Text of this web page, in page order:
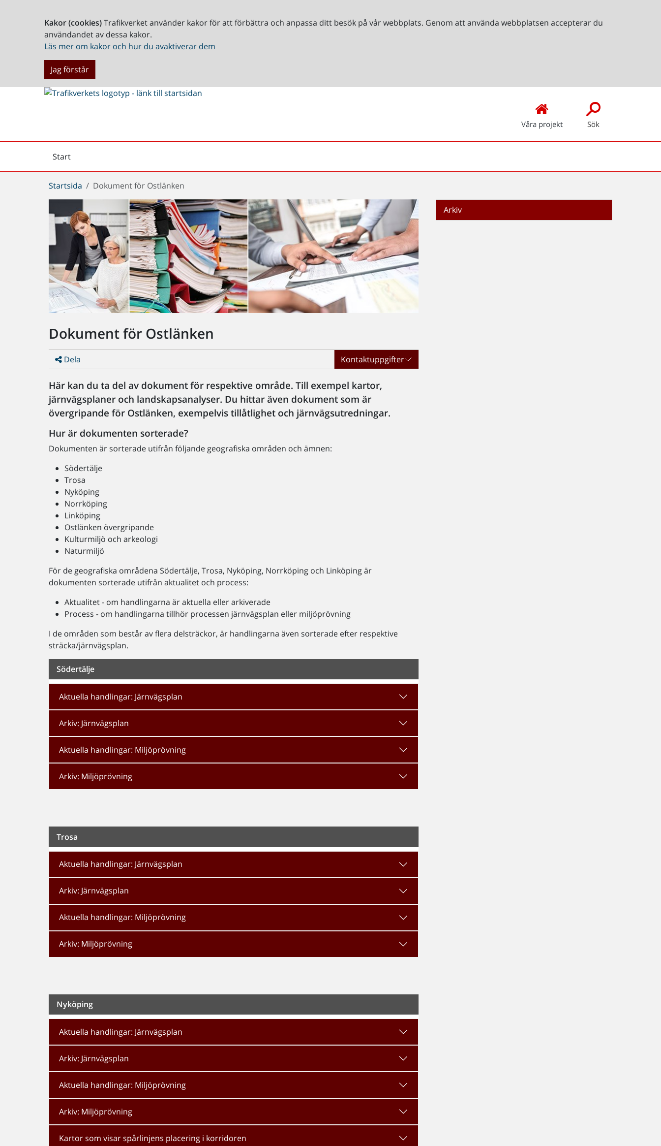
Kakor (cookies)Trafikverket använder kakor för att förbättra och anpassa ditt besök på vår webbplats. Genom att använda webbplatsen accepterar du
användandet av dessa kakor.
Läs mer om kakor och hur du avaktiverar dem
Jag förstår
Våra projekt Sök
Start
Arkiv
Du
är
Startsida Dokument för Ostlänken
Dokument för Ostlänken
Dela Kontaktuppgifter
Här kan du ta del av dokument för respektive område. Till exempel kartor,
järnvägsplaner och landskapsanalyser. Du hittar även dokument som är
övergripande för Ostlänken, exempelvis tillåtlighet och järnvägsutredningar.
Hur är dokumenten sorterade?
Dokumenten är sorterade utifrån följande geografiska områden och ämnen:
Södertälje
Trosa
Nyköping
Norrköping
Linköping
Ostlänken övergripande
Kulturmiljö och arkeologi
Naturmiljö
För de geografiska områdena Södertälje, Trosa, Nyköping, Norrköping och Linköping är
dokumenten sorterade utifrån aktualitet och process:
Aktualitet - om handlingarna är aktuella eller arkiverade
Process - om handlingarna tillhör processen järnvägsplan eller miljöprövning
I de områden som består av flera delsträckor, är handlingarna även sorterade efter respektive
sträcka/järnvägsplan.
Södertälje
Aktuella handlingar: Järnvägsplan
Arkiv: Järnvägsplan
Aktuella handlingar: Miljöprövning
Arkiv: Miljöprövning
Trosa
Aktuella handlingar: Järnvägsplan
Arkiv: Järnvägsplan
Aktuella handlingar: Miljöprövning
Arkiv: Miljöprövning
Nyköping
Aktuella handlingar: Järnvägsplan
Arkiv: Järnvägsplan
Aktuella handlingar: Miljöprövning
Arkiv: Miljöprövning
Kartor som visar spårlinjens placering i korridoren
Arkiv